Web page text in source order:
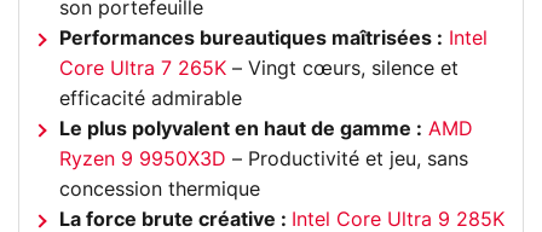
son portefeuille
Performances bureautiques maîtrisées :
Intel
Core Ultra 7 265K – Vingt cœurs, silence et
efficacité admirable
Le plus polyvalent en haut de gamme : AMD
Ryzen 9 9950X3D – Productivité et jeu, sans
concession thermique
La force brute créative :
Intel Core Ultra 9 285K